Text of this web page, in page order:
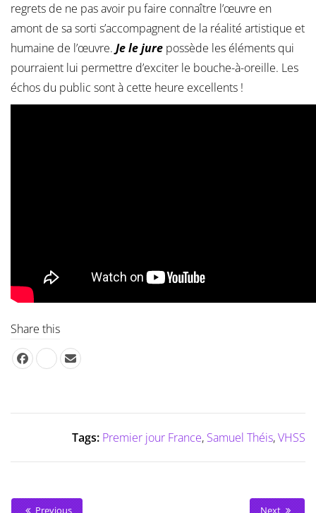
regrets de ne pas avoir pu faire connaître l’œuvre en
amont de sa sorti s’accompagnent de la réalité artistique et
humaine de l’œuvre. Je le jure possède les éléments qui
pourraient lui permettre d’exciter le bouche-à-oreille. Les
échos du public sont à cette heure excellents !
Share this
Tags: Premier jour France, Samuel Théis,VHSS
Previous Next